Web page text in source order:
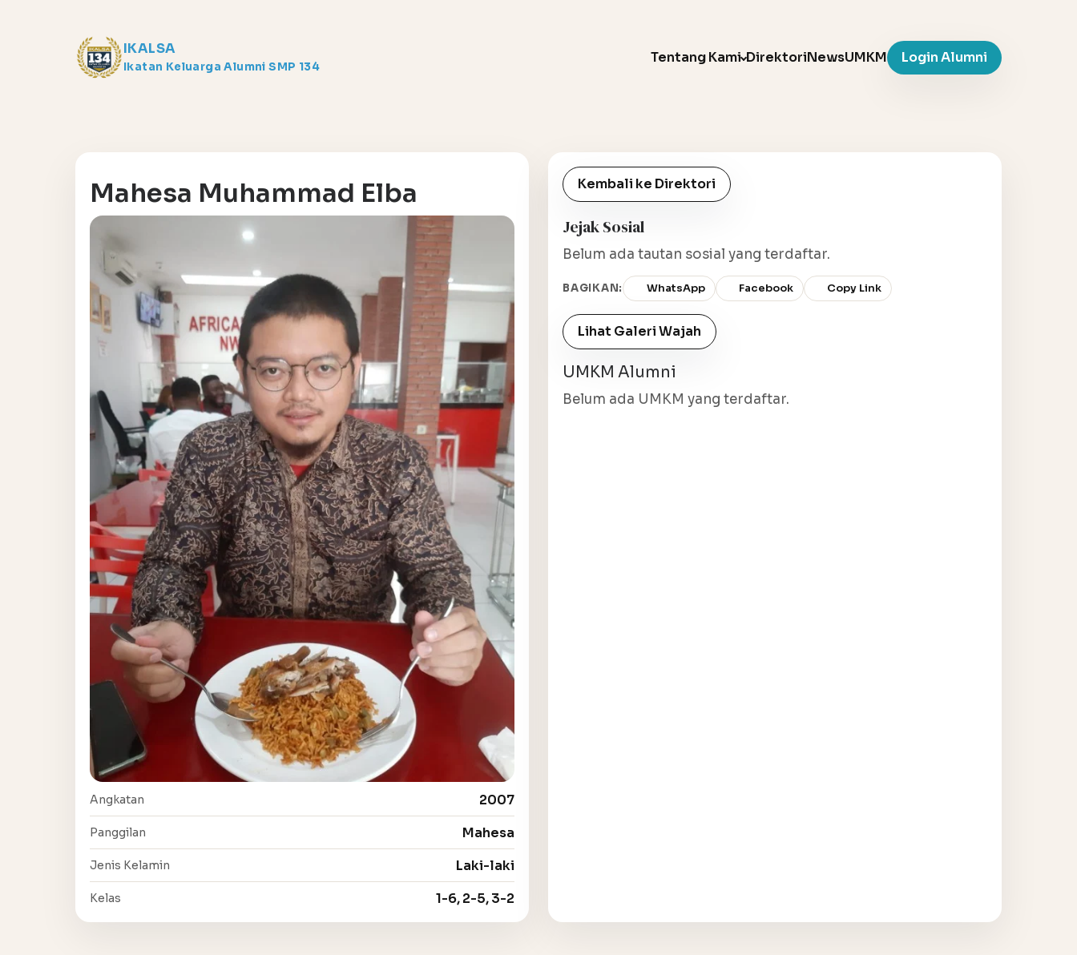
IKALSA
Ikatan Keluarga Alumni SMP 134
Tentang Kami DirektoriNewsUMKM Login Alumni
Mahesa Muhammad Elba
Angkatan 2007
Panggilan Mahesa
Jenis Kelamin Laki-laki
Kelas 1-6, 2-5, 3-2
Kembali ke Direktori
Jejak Sosial
Belum ada tautan sosial yang terdaftar.
BAGIKAN: WhatsApp Facebook Copy Link
Lihat Galeri Wajah
UMKM Alumni
Belum ada UMKM yang terdaftar.